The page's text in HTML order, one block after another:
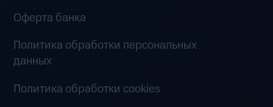
Оферта банка
Политика обработки персональных
данных
Политика обработки cookies